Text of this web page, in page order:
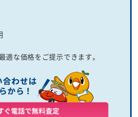
適な価格をご提示できます。